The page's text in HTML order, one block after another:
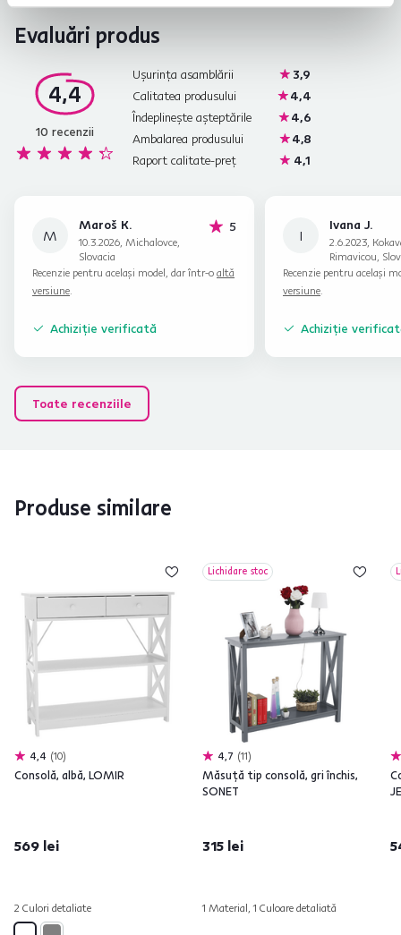
Evaluări produs
4,4
10 recenzii
Ușurința asamblării
3,9
Calitatea produsului
4,4
Îndeplinește așteptările
4,6
Ambalarea produsului
4,8
Raport calitate-preț
4,1
M
Maroš K.
10.3.2026, Michalovce,
Slovacia
5stele
Recenzie pentru același model, dar într-o altă
versiune.
Achiziție verificată
I
Ivana J.
2.6.2023,
Rimavicou,
Recenzie pentru același
versiune.
Achiziție
Toate recenziile
Produse similare
4,4 10
Consolă, albă, LOMIR
569 lei
2 Culori detaliate
Lichidare stoc
4,7 11
Măsuţă tip consolă, gri închis,
SONET
315 lei
1 Material, 1 Culoare detaliată